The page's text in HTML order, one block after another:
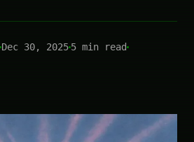
Dec 30, 20255 min read